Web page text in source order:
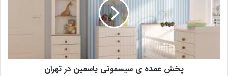
پخش عمده ی سیسمونی یاسمین در تهران